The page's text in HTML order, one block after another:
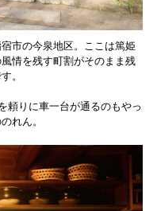
市の今泉地区。ここは篤姫
情を残す町割がそのまま残
。
頼りに車一台が通るのもやっ
れん。